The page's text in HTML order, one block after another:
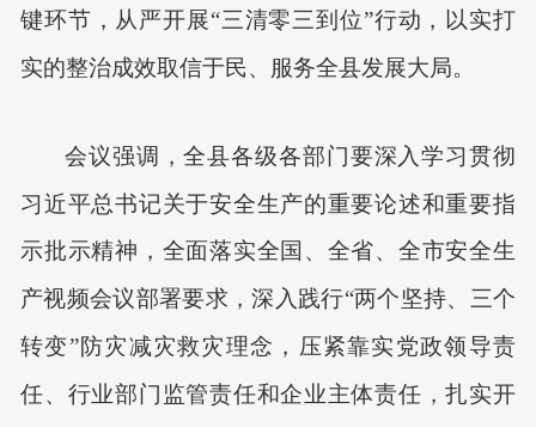
键环节，从严开展“三清零三到位”行动，以实打
实的整治成效取信于民、服务全县发展大局。
会议强调，全县各级各部门要深入学习贯彻
习近平总书记关于安全生产的重要论述和重要指
示批示精神，全面落实全国、全省、全市安全生
产视频会议部署要求，深入践行“两个坚持、三个
转变”防灾减灾救灾理念，压紧靠实党政领导责
任、行业部门监管责任和企业主体责任，扎实开